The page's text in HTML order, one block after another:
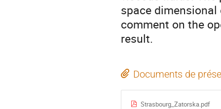
space
comment on the
result.
Documents de
Strasbourg_Zatorska.pdf